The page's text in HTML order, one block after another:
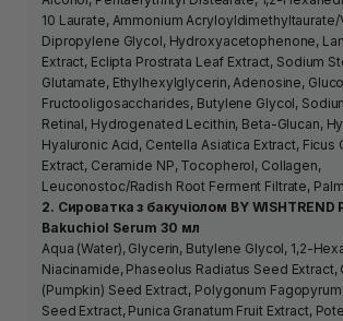
10 Laurate, Ammonium
Dipropylene Glycol, Hydroxyacetophenone,
Extract, Eclipta Prostrata Leaf Extract, Sodium
Glutamate, Ethylhexylglycerin, Adenosine,
Fructooligosaccharides, Butylene Glycol,
Retinal, Hydrogenated Lecithin, Beta-Glucan,
Hyaluronic Acid, Centella Asiatica Extract, Ficus
Extract, Ceramide NP, Tocopherol, Collagen,
Leuconostoc/Radish Root Ferment Filtrate,
2. Сироватка з бакучіолом BY
Bakuchiol Serum 30 мл
Aqua (Water), Glycerin, Butylene Glycol, 1,2-
Niacinamide, Phaseolus Radiatus Seed Extract,
(Pumpkin) Seed Extract, Polygonum
Seed Extract, Punica Granatum Fruit Extract,